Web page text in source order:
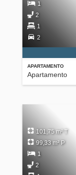
APARTAMENTO
Apartamento
1
2
1
2
101,75 m² T
99,33 m² P
1
2